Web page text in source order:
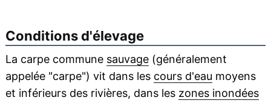
Conditions d'élevage
La carpe commune sauvage(généralement
appelée "carpe") vit dans les cours d'eau moyens
et inférieurs des rivières, dans les zones inondées